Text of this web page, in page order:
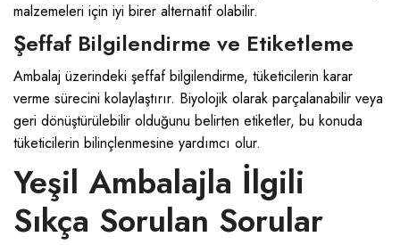
malzemeleri için iyi birer alternatif olabilir.
Şeffaf Bilgilendirme ve Etiketleme
Ambalaj üzerindeki şeffaf bilgilendirme, tüketicilerin karar
verme sürecini kolaylaştırır. Biyolojik olarak parçalanabilir veya
geri dönüştürülebilir olduğunu belirten etiketler, bu konuda
tüketicilerin bilinçlenmesine yardımcı olur.
Yeşil Ambalajla İlgili
Sıkça Sorulan Sorular